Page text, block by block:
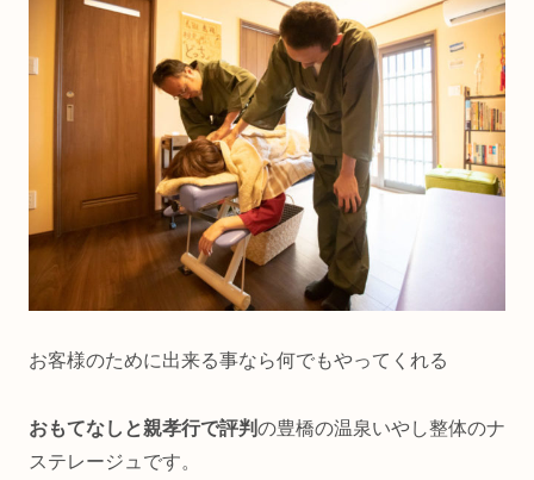
お客様のために出来る事なら何でもやってくれる
おもてなしと親孝行で評判の豊橋の温泉いやし整体のナ
ステレージュです。